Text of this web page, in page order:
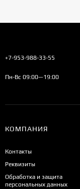
+7-953-988-33-55
Пн-Вс 09:00—19:00
КОМПАНИЯ
Контакты
Реквизиты
Обработка и защита
персональных данных